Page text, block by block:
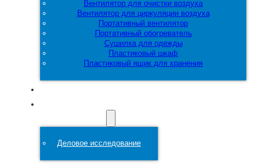
Вентилятор для очистки воздуха
Вентилятор для циркуляции воздуха
Портативный вентилятор
Портативный обогреватель
Сушилка для одежды
Пластиковый шкаф
Пластиковый ящик для хранения
Деловое исследование